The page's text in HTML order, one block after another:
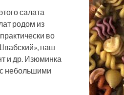
салата
родом из
во
наш
и др. Изюминка
небольшими